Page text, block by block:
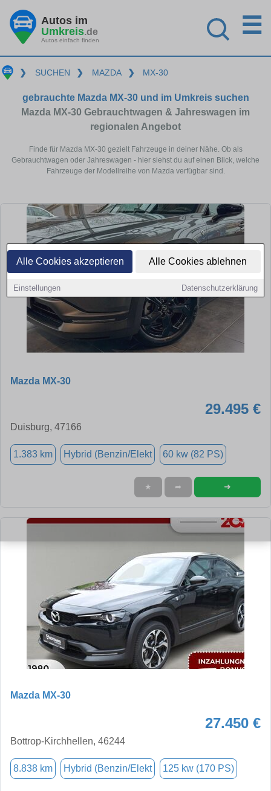
Alle Cookies akzeptieren Alle Cookies ablehnen
Einstellungen Datenschutzerklärung
Autos im
Umkreis.de
Autos einfach finden
☰
❯ SUCHEN ❯ MAZDA ❯ MX-30
gebrauchte Mazda MX-30 und im Umkreis suchen
Mazda MX-30 Gebrauchtwagen & Jahreswagen im
regionalen Angebot
Finde für Mazda MX-30 gezielt Fahrzeuge in deiner Nähe. Ob als
Gebrauchtwagen oder Jahreswagen - hier siehst du auf einen Blick, welche
Fahrzeuge der Modellreihe von Mazda verfügbar sind.
Mazda MX-30
29.495 €
Duisburg, 47166
1.383 km Hybrid (Benzin/Elekt 60 kw (82 PS)
★ ➦ ➜
Mazda MX-30
27.450 €
Bottrop-Kirchhellen, 46244
8.838 km Hybrid (Benzin/Elekt 125 kw (170 PS)